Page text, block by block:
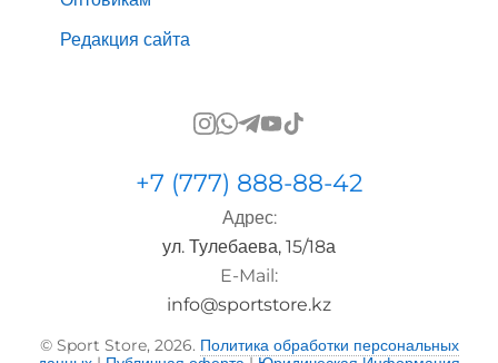
Редакция сайта
+7 (777) 888-88-42
Адрес:
ул. Тулебаева, 15/18а
E-Mail:
info@sportstore.kz
© Sport Store, 2026. Политика обработки персональных